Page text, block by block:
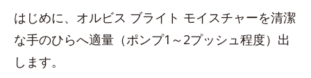
はじめに、オルビス ブライト モイスチャーを清潔
な手のひらへ適量（ポンプ1～2プッシュ程度）出
します。